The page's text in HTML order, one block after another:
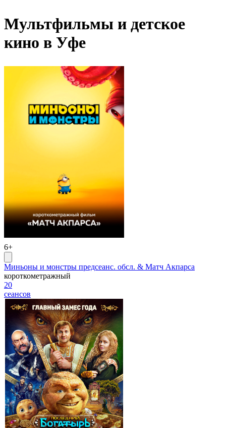
Мультфильмы и детское
кино в Уфе
6+
Миньоны и монстры предсеанс. обсл. & Матч Акпарса
короткометражный
20
сеансов